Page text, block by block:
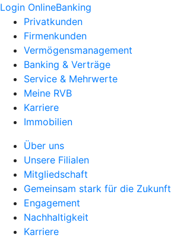
Login OnlineBanking
Privatkunden
Firmenkunden
Vermögensmanagement
Banking & Verträge
Service & Mehrwerte
Meine RVB
Karriere
Immobilien
Über uns
Unsere Filialen
Mitgliedschaft
Gemeinsam stark für die Zukunft
Engagement
Nachhaltigkeit
Karriere